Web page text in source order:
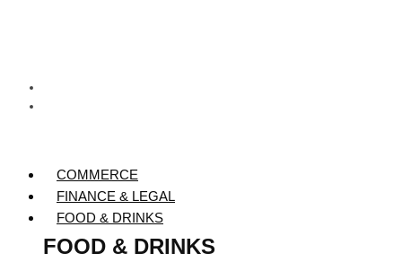
COMMERCE
FINANCE & LEGAL
FOOD & DRINKS
FOOD & DRINKS